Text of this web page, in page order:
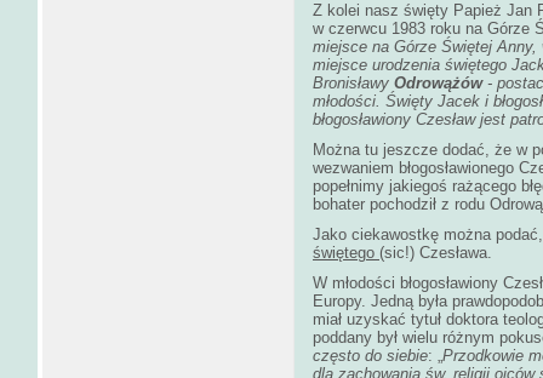
Z kolei nasz święty Papież Jan
w czerwcu 1983 roku na Górze
miejsce na Górze Świętej
miejsce urodzenia świętego
Bronisławy Odrowążów-
młodości. Święty Jacek i
błogosławiony Czesław jest
Można tu jeszcze dodać, że w
wezwaniem błogosławionego
popełnimy jakiegoś rażącego
bohater pochodził z rodu
Jako ciekawostkę można
świętego (sic!) Czesława.
W młodości błogosławiony
Europy. Jedną była
miał uzyskać tytuł doktora
poddany był wielu różnym
często do siebie: „Przodkowie
dla zachowania św. religii